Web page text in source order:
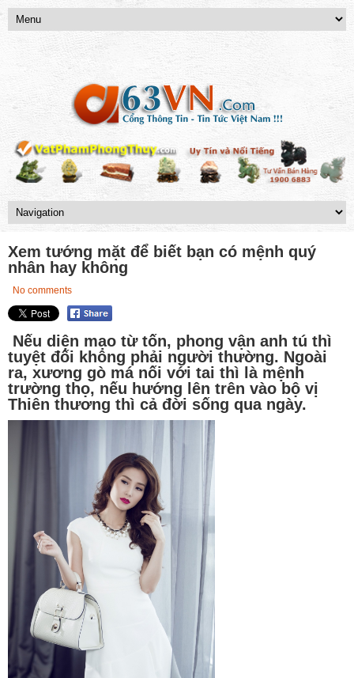
Xem tướng mặt để biết bạn có mệnh quý
nhân hay không
No comments
Nếu diện mạo từ tốn, phong vận anh tú thì
tuyệt đối không phải người thường. Ngoài
ra, xương gò má nối với tai thì là mệnh
trường thọ, nếu hướng lên trên vào bộ vị
Thiên thương thì cả đời sống qua ngày.